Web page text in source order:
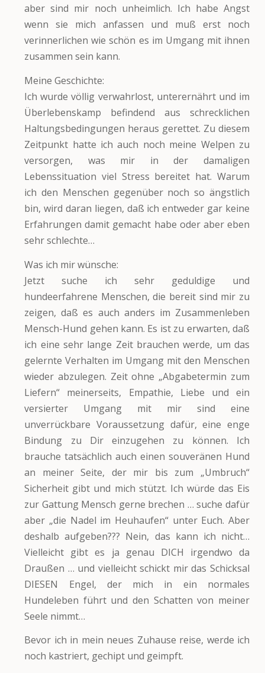
aber sind mir noch unheimlich. Ich habe Angst
wenn sie mich anfassen und muß erst noch
verinnerlichen wie schön es im Umgang mit ihnen
zusammen sein kann.
Meine Geschichte:
Ich wurde völlig verwahrlost, unterernährt und im
Überlebenskamp befindend aus schrecklichen
Haltungsbedingungen heraus gerettet. Zu diesem
Zeitpunkt hatte ich auch noch meine Welpen zu
versorgen, was mir in der damaligen
Lebenssituation viel Stress bereitet hat. Warum
ich den Menschen gegenüber noch so ängstlich
bin, wird daran liegen, daß ich entweder gar keine
Erfahrungen damit gemacht habe oder aber eben
sehr schlechte…
Was ich mir wünsche:
Jetzt suche ich sehr geduldige und
hundeerfahrene Menschen, die bereit sind mir zu
zeigen, daß es auch anders im Zusammenleben
Mensch-Hund gehen kann. Es ist zu erwarten, daß
ich eine sehr lange Zeit brauchen werde, um das
gelernte Verhalten im Umgang mit den Menschen
wieder abzulegen. Zeit ohne „Abgabetermin zum
Liefern“ meinerseits, Empathie, Liebe und ein
versierter Umgang mit mir sind eine
unverrückbare Voraussetzung dafür, eine enge
Bindung zu Dir einzugehen zu können. Ich
brauche tatsächlich auch einen souveränen Hund
an meiner Seite, der mir bis zum „Umbruch“
Sicherheit gibt und mich stützt. Ich würde das Eis
zur Gattung Mensch gerne brechen … suche dafür
aber „die Nadel im Heuhaufen“ unter Euch. Aber
deshalb aufgeben??? Nein, das kann ich nicht…
Vielleicht gibt es ja genau DICH irgendwo da
Draußen … und vielleicht schickt mir das Schicksal
DIESEN Engel, der mich in ein normales
Hundeleben führt und den Schatten von meiner
Seele nimmt…
Bevor ich in mein neues Zuhause reise, werde ich
noch kastriert, gechipt und geimpft.